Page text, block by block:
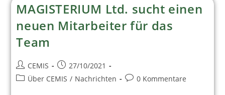
MAGISTERIUM Ltd. sucht einen
neuen Mitarbeiter für das
Team
CEMIS
27/10/2021
Über CEMIS / Nachrichten 0 Kommentare